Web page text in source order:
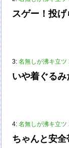
スゲー！投げ
3:名無しが沸キ立ツ
いや着ぐる
4:名無しが沸キ立ツ
ちゃんと安